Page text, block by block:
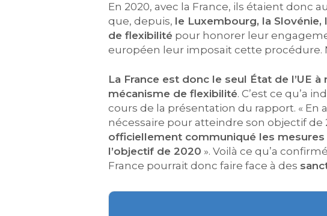
En 2020, avec la France, ils étaient donc
que, depuis, le Luxembourg, la
de flexibilité pour honorer leur
européen leur imposait cette procédure.
La France est donc le seul État de l’UE
mécanisme de flexibilité. C’est ce qu’a
cours de la présentation du rapport. « En
nécessaire pour atteindre son objectif de
officiellement communiqué les mesures
l’objectif de 2020 ». Voilà ce qu’a
France pourrait donc faire face à des